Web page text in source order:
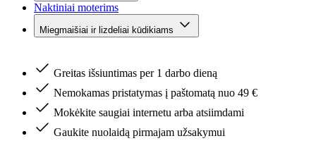
Naktiniai moterims
Miegmaišiai ir lizdeliai kūdikiams
Greitas išsiuntimas per 1 darbo dieną
Nemokamas pristatymas į paštomatą nuo 49 €
Mokėkite saugiai internetu arba atsiimdami
Gaukite nuolaidą pirmajam užsakymui